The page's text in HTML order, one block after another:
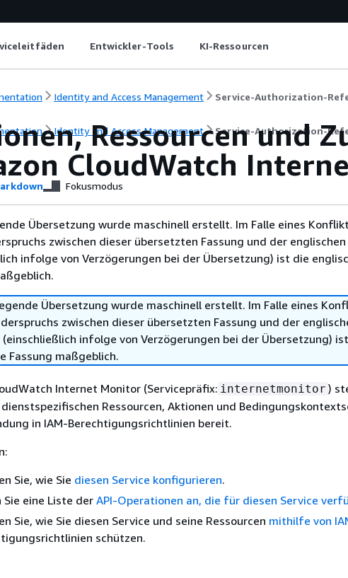
Entwickler-Tools KI-Ressourcen
Identity and Access Management Service-Authorization-
Identity and Access Management Service-Authorization-
Ressourcen und
CloudWatch
Fokusmodus
Übersetzung wurde maschinell erstellt. Im Falle eines
zwischen dieser übersetzten Fassung und der englischen
infolge von Verzögerungen bei der Übersetzung) ist die
Übersetzung wurde maschinell erstellt. Im Falle eines
zwischen dieser übersetzten Fassung und der
(einschließlich infolge von Verzögerungen bei der Übersetzung)
Fassung maßgeblich.
Internet Monitor (Servicepräfix: internetmonitor )
Ressourcen, Aktionen und
in IAM-Berechtigungsrichtlinien bereit.
Sie, wie Sie diesen Service konfigurieren.
Sie eine Liste der API-Operationen an, die für diesen Service
Sie, wie Sie diesen Service und seine Ressourcen mithilfe von
schützen.